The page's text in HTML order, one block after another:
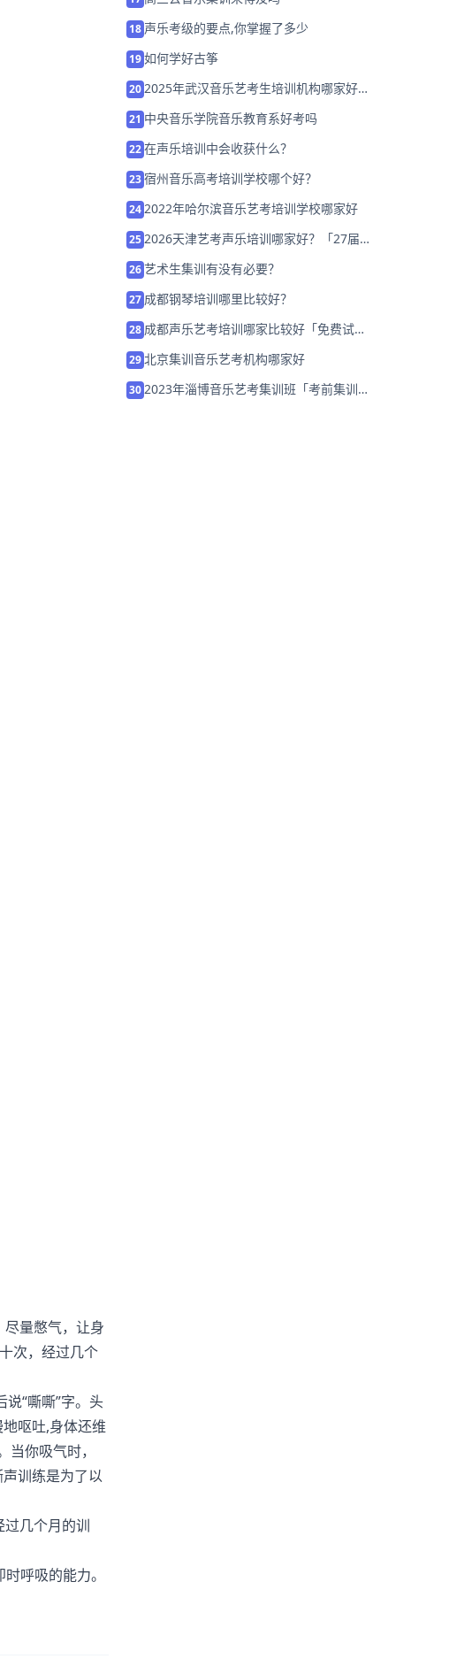
量憋气，让身
次，经过几个
“嘶嘶”字。头
呕吐,身体还维
你吸气时，
训练是为了以
几个月的训
呼吸的能力。
18 声乐考级的要点,你掌握了多少
19如何学好古筝
202025年武汉音乐艺考生培训机构哪家好
21 中央音乐学院音乐教育系好考吗
22在声乐培训中会收获什么？
23宿州音乐高考培训学校哪个好？
242022年哈尔滨音乐艺考培训学校哪家好
252026天津艺考声乐培训哪家好？「27届
26艺术生集训有没有必要？
27 成都钢琴培训哪里比较好？
28 成都声乐艺考培训哪家比较好「免费试
29北京集训音乐艺考机构哪家好
302023年淄博音乐艺考集训班「考前集训营